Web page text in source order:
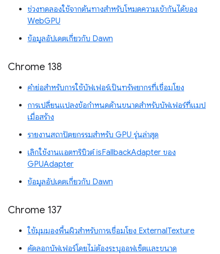
ช่วงทดลองใช้จากต้นทางสำหรับโหมดความเข้ากันได้ของ
WebGPU
ข้อมูลอัปเดตเกี่ยวกับ Dawn
Chrome 138
คำย่อสำหรับการใช้บัฟเฟอร์เป็นทรัพยากรที่เชื่อมโยง
การเปลี่ยนแปลงข้อกำหนดด้านขนาดสำหรับบัฟเฟอร์ที่แมป
เมื่อสร้าง
รายงานสถาปัตยกรรมสำหรับ GPU รุ่นล่าสุด
เลิกใช้งานแอตทริบิวต์ isFallbackAdapter ของ
GPUAdapter
ข้อมูลอัปเดตเกี่ยวกับ Dawn
Chrome 137
ใช้มุมมองพื้นผิวสำหรับการเชื่อมโยง ExternalTexture
คัดลอกบัฟเฟอร์โดยไม่ต้องระบุออฟเซ็ตและขนาด